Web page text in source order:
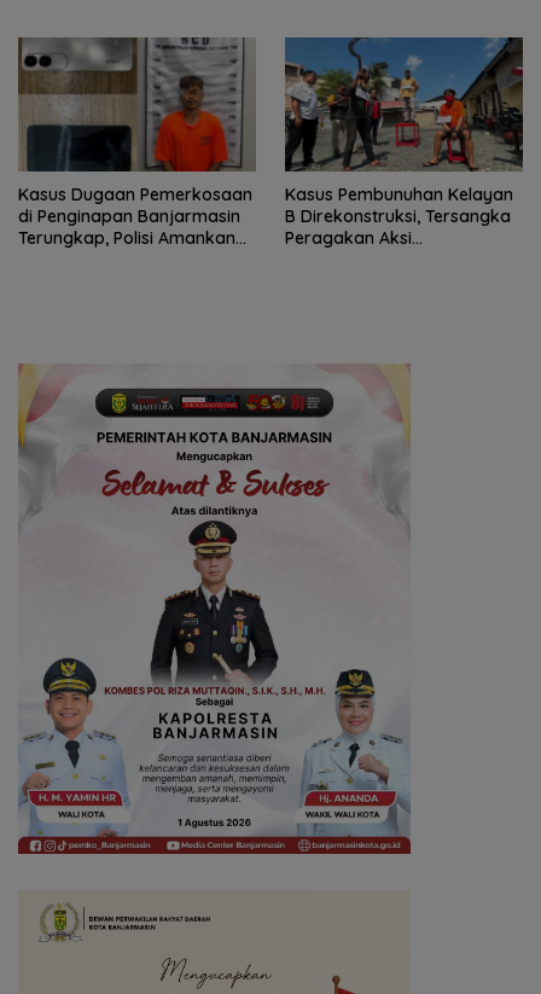
Kasus Dugaan Pemerkosaan
di Penginapan Banjarmasin
Terungkap, Polisi Amankan
Kasus Pembunuhan Kelayan
B Direkonstruksi, Tersangka
Peragakan Aksi